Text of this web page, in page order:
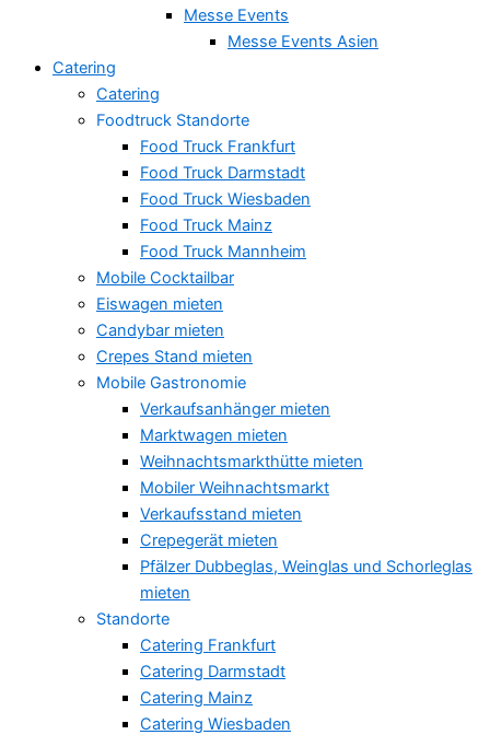
Messe Events
Messe Events Asien
Catering
Catering
Foodtruck Standorte
Food Truck Frankfurt
Food Truck Darmstadt
Food Truck Wiesbaden
Food Truck Mainz
Food Truck Mannheim
Mobile Cocktailbar
Eiswagen mieten
Candybar mieten
Crepes Stand mieten
Mobile Gastronomie
Verkaufsanhänger mieten
Marktwagen mieten
Weihnachtsmarkthütte mieten
Mobiler Weihnachtsmarkt
Verkaufsstand mieten
Crepegerät mieten
Pfälzer Dubbeglas, Weinglas und Schorleglas
mieten
Standorte
Catering Frankfurt
Catering Darmstadt
Catering Mainz
Catering Wiesbaden